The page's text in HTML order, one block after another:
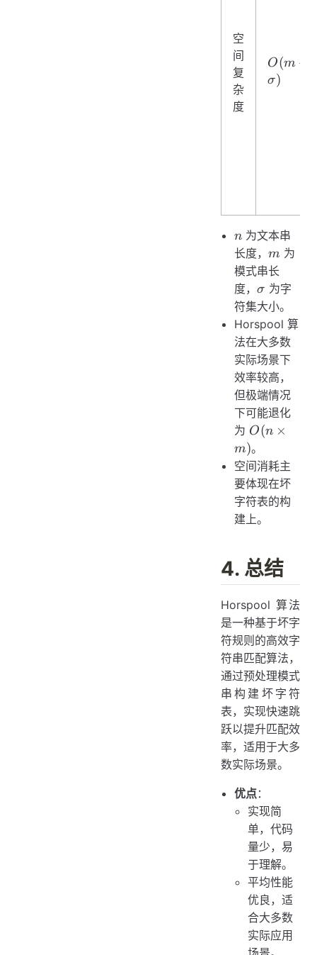
空
间
复
杂
度
O(m +
\sigma)
O(m +
σ)
n
n 为文本串
长度，m
m 为
模式串长
度，\sigma
σ 为字
符集大小。
Horspool 算
法在大多数
实际场景下
效率较高，
但极端情况
下可能退化
为 O(n
\times
m)
O(n ×
m)。
空间消耗主
要体现在坏
字符表的构
建上。
4. 总结
Horspool 算法
是一种基于坏字
符规则的高效字
符串匹配算法，
通过预处理模式
串构建坏字符
表，实现快速跳
跃以提升匹配效
率，适用于大多
数实际场景。
优点：
实现简
单，代码
量少，易
于理解。
平均性能
优良，适
合大多数
实际应用